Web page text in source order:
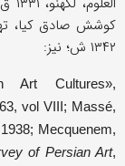
کوشش صادق کیا، تهران، ۱۳۴۴ ش؛
۱۳۴۲ ش؛ نیز:
Art Cultures»,
vol VIII; Massé,
Mecquenem,
of Persian Art,